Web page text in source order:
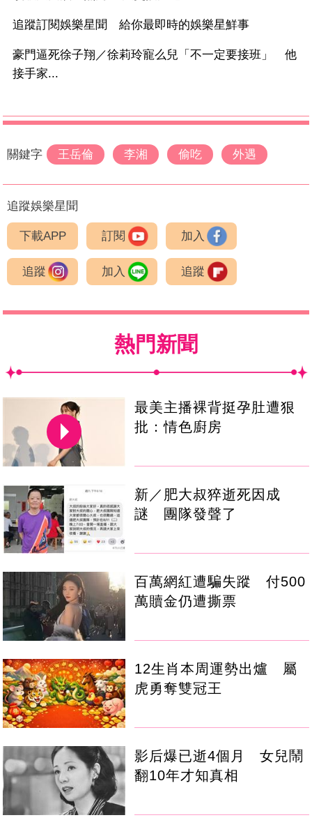
追蹤訂閱娛樂星聞 給你最即時的娛樂星鮮事
豪門逼死徐子翔／徐莉玲寵么兒「不一定要接班」 他
接手家...
關鍵字 王岳倫 李湘 偷吃 外遇
追蹤娛樂星聞
下載APP 訂閱 加入
追蹤 加入 追蹤
熱門新聞
最美主播裸背挺孕肚遭狠
批：情色廚房
新／肥大叔猝逝死因成
謎 團隊發聲了
百萬網紅遭騙失蹤 付500
萬贖金仍遭撕票
12生肖本周運勢出爐 屬
虎勇奪雙冠王
影后爆已逝4個月 女兒鬧
翻10年才知真相